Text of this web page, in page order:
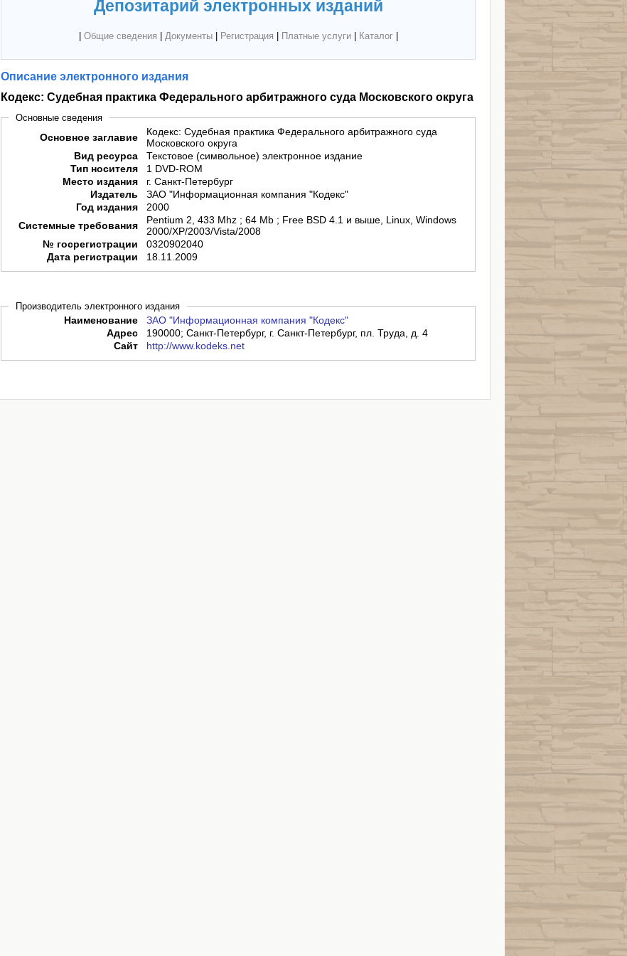
Депозитарий электронных изданий
Общие сведения Документы| Регистрация Платные услуги| Каталог|
Описание электронного издания
Кодекс: Судебная практика Федерального арбитражного суда Московского округа
Основные сведения
Основное заглавие
Кодекс: Судебная практика Федерального арбитражного суда
Московского округа
Вид ресурса
Текстовое (символьное) электронное издание
Тип носителя
1 DVD-ROM
Место издания
г. Санкт-Петербург
Издатель
ЗАО "Информационная компания "Кодекс"
Год издания
2000
Системные требования
Pentium 2, 433 Mhz ; 64 Mb ; Free BSD 4.1 и выше, Linux, Windows
2000/XP/2003/Vista/2008
№ госрегистрации
0320902040
Дата регистрации
18.11.2009
Производитель электронного издания
Наименование
ЗАО "Информационная компания "Кодекс"
Адрес
190000; Санкт-Петербург, г. Санкт-Петербург, пл. Труда, д. 4
Сайт
http://www.kodeks.net